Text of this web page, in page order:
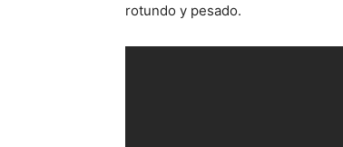
rotundo y pesado.